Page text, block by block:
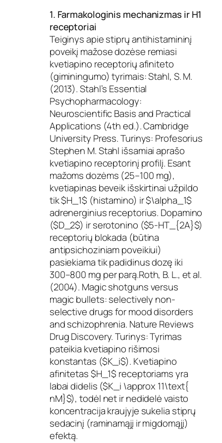
1. Farmakologinis mechanizmas ir H1
receptoriai
Teiginys apie stiprų antihistamininį
poveikį mažose dozėse remiasi
kvetiapino receptorių afiniteto
(giminingumo) tyrimais: Stahl, S. M.
(2013). Stahl’s Essential
Psychopharmacology:
Neuroscientific Basis and Practical
Applications (4th ed.). Cambridge
University Press. Turinys: Profesorius
Stephen M. Stahl išsamiai aprašo
kvetiapino receptorinį profilį. Esant
mažoms dozėms (25–100 mg),
kvetiapinas beveik išskirtinai užpildo
tik $H_1$ (histamino) ir $\alpha_1$
adrenerginius receptorius. Dopamino
($D_2$) ir serotonino ($5-HT_{2A}$)
receptorių blokada (būtina
antipsichoziniam poveikiui)
pasiekiama tik padidinus dozę iki
300–800 mg per parą.Roth, B. L., et al.
(2004). Magic shotguns versus
magic bullets: selectively non-
selective drugs for mood disorders
and schizophrenia. Nature Reviews
Drug Discovery. Turinys: Tyrimas
pateikia kvetiapino rišimosi
konstantas ($K_i$). Kvetiapino
afinitetas $H_1$ receptoriams yra
labai didelis ($K_i \approx 11\text{
nM}$), todėl net ir nedidelė vaisto
koncentracija kraujyje sukelia stiprų
sedacinį (raminamąjį ir migdomąjį)
efektą.